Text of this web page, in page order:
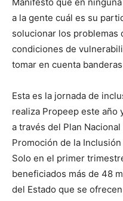
a la gente cuál es su
solucionar los problemas
condiciones de
tomar en cuenta
Esta es la jornada de
realiza Propeep este año
a través del Plan
Promoción de la
Solo en el primer
beneficiados más de 48
del Estado que se